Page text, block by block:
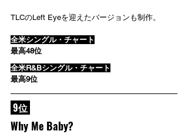
TLCのLeft Eyeを迎えたバージョンも制作。
全米シングル・チャート
最高48位
全米R&Bシングル・チャート
最高9位
9位
Why Me Baby?